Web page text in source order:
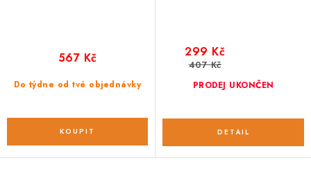
Do týdne od tvé objednávky
567 Kč
PRODEJ UKONČEN
299 Kč
407 Kč